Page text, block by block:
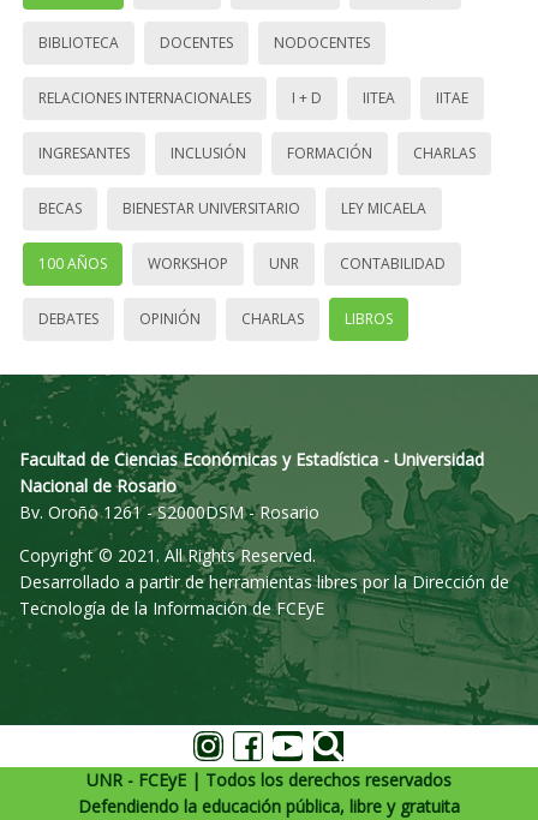
BIBLIOTECA DOCENTES NODOCENTES
RELACIONES INTERNACIONALES I + D IITEA IITAE
INGRESANTES INCLUSIÓN FORMACIÓN CHARLAS
BECAS BIENESTAR UNIVERSITARIO LEY MICAELA
100 AÑOS WORKSHOP UNR CONTABILIDAD
DEBATES OPINIÓN CHARLAS LIBROS
Facultad de Ciencias Económicas y Estadística - Universidad
Nacional de Rosario
Bv. Oroño 1261 - S2000DSM - Rosario
Copyright © 2021. All Rights Reserved.
Desarrollado a partir de herramientas libres por la Dirección de
Tecnología de la Información de FCEyE
UNR - FCEyE | Todos los derechos reservados
Defendiendo la educación pública, libre y gratuita